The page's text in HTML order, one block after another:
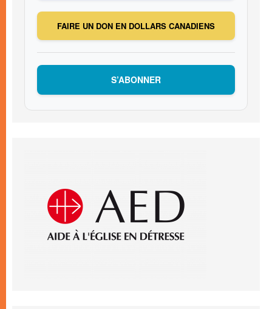
FAIRE UN DON EN DOLLARS CANADIENS
S’ABONNER